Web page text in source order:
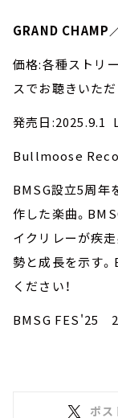
GRAND CHAMP
価格:各種ストリ
スでお聴きいただ
発売日:2025.9.1
Bullmoose
BMSG設立5周年
作した楽曲。
イクリレーが疾
勢と成長を示す
ください！
BMSG FES'25
ポス